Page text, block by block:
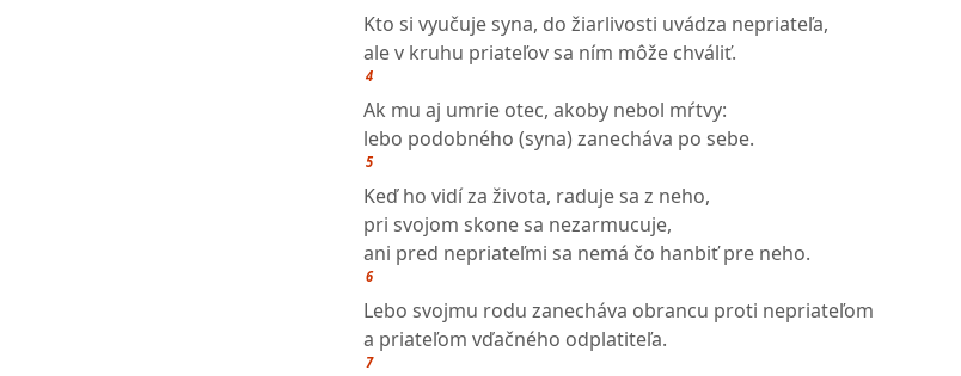
Kto si vyučuje syna, do žiarlivosti uvádza nepriateľa,
ale v kruhu priateľov sa ním môže chváliť.
4
Ak mu aj umrie otec, akoby nebol mŕtvy:
lebo podobného (syna) zanecháva po sebe.
5
Keď ho vidí za života, raduje sa z neho,
pri svojom skone sa nezarmucuje,
ani pred nepriateľmi sa nemá čo hanbiť pre neho.
6
Lebo svojmu rodu zanecháva obrancu proti nepriateľom
a priateľom vďačného odplatiteľa.
7